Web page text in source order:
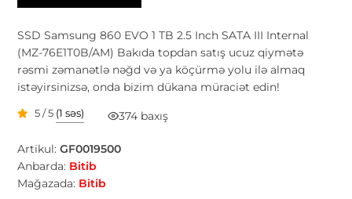
SSD Samsung 860 EVO 1 TB 2.5 Inch SATA III Internal
(MZ-76E1T0B/AM) Bakıda topdan satış ucuz qiymətə
rəsmi zəmanətlə nəğd və ya köçürmə yolu ilə almaq
istəyirsinizsə, onda bizim dükana müraciət edin!
5 / 5 (1 səs) 374 baxış
Artikul:GF0019500
Anbarda: Bitib
Mağazada: Bitib